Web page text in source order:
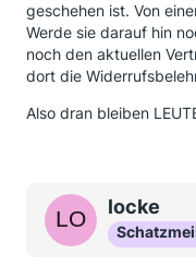
geschehen ist. Von
Werde sie darauf hin
noch den aktuellen
dort die
Also dran bleiben
locke